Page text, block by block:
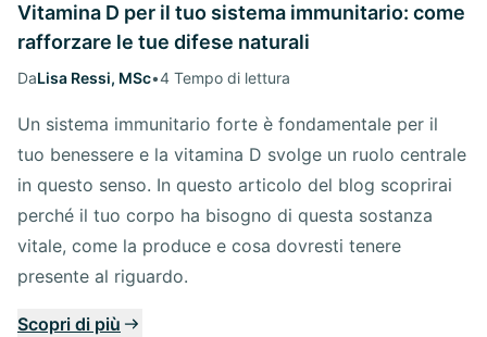
Vitamina D per il tuo sistema immunitario: come
rafforzare le tue difese naturali
DaLisa Ressi, MSc•4 Tempo di lettura
Un sistema immunitario forte è fondamentale per il
tuo benessere e la vitamina D svolge un ruolo centrale
in questo senso. In questo articolo del blog scoprirai
perché il tuo corpo ha bisogno di questa sostanza
vitale, come la produce e cosa dovresti tenere
presente al riguardo.
Scopri di più